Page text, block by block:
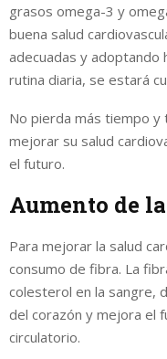
grasos omega-3 y
buena salud
adecuadas y adoptando
rutina diaria, se estará
No pierda más tiempo y
mejorar su salud
el futuro.
Aumento de
Para mejorar la salud
consumo de fibra. La
colesterol en la sangre,
del corazón y mejora el
circulatorio.